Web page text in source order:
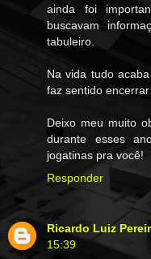
ainda foi
buscavam
tabuleiro.
Na vida tudo
faz sentido
Deixo meu muito
durante esses
jogatinas pra você!
Responder
Ricardo Luiz
15:39